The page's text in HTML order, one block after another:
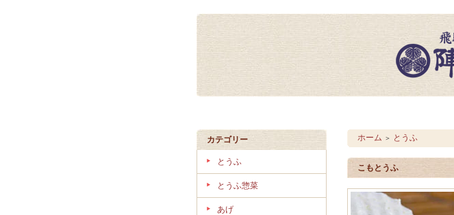
カテゴリー
とうふ
とうふ惣菜
あげ
ホーム ＞ とうふ
こもとうふ